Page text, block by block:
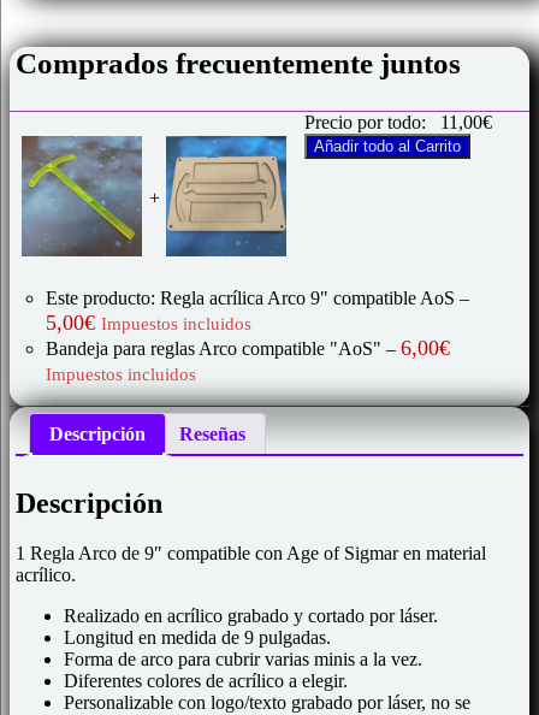
Comprados frecuentemente juntos
+
Precio por todo: 11,00€
Añadir todo al Carrito
Este producto: Regla acrílica Arco 9" compatible AoS –
5,00€ Impuestos incluidos
Bandeja para reglas Arco compatible "AoS" – 6,00€
Impuestos incluidos
Descripción Reseñas
Descripción
1 Regla Arco de 9″ compatible con Age of Sigmar en material
acrílico.
Realizado en acrílico grabado y cortado por láser.
Longitud en medida de 9 pulgadas.
Forma de arco para cubrir varias minis a la vez.
Diferentes colores de acrílico a elegir.
Personalizable con logo/texto grabado por láser, no se